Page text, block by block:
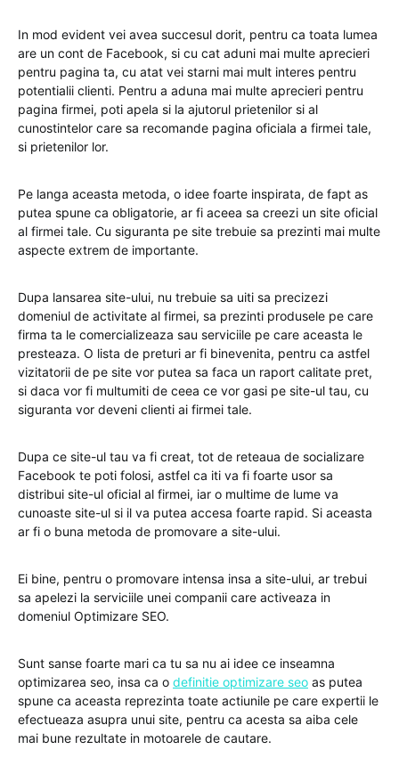
In mod evident vei avea succesul dorit, pentru ca toata lumea
are un cont de Facebook, si cu cat aduni mai multe aprecieri
pentru pagina ta, cu atat vei starni mai mult interes pentru
potentialii clienti. Pentru a aduna mai multe aprecieri pentru
pagina firmei, poti apela si la ajutorul prietenilor si al
cunostintelor care sa recomande pagina oficiala a firmei tale,
si prietenilor lor.
Pe langa aceasta metoda, o idee foarte inspirata, de fapt as
putea spune ca obligatorie, ar fi aceea sa creezi un site oficial
al firmei tale. Cu siguranta pe site trebuie sa prezinti mai multe
aspecte extrem de importante.
Dupa lansarea site-ului, nu trebuie sa uiti sa precizezi
domeniul de activitate al firmei, sa prezinti produsele pe care
firma ta le comercializeaza sau serviciile pe care aceasta le
presteaza. O lista de preturi ar fi binevenita, pentru ca astfel
vizitatorii de pe site vor putea sa faca un raport calitate pret,
si daca vor fi multumiti de ceea ce vor gasi pe site-ul tau, cu
siguranta vor deveni clienti ai firmei tale.
Dupa ce site-ul tau va fi creat, tot de reteaua de socializare
Facebook te poti folosi, astfel ca iti va fi foarte usor sa
distribui site-ul oficial al firmei, iar o multime de lume va
cunoaste site-ul si il va putea accesa foarte rapid. Si aceasta
ar fi o buna metoda de promovare a site-ului.
Ei bine, pentru o promovare intensa insa a site-ului, ar trebui
sa apelezi la serviciile unei companii care activeaza in
domeniul Optimizare SEO.
Sunt sanse foarte mari ca tu sa nu ai idee ce inseamna
optimizarea seo, insa ca o definitie optimizare seo as putea
spune ca aceasta reprezinta toate actiunile pe care expertii le
efectueaza asupra unui site, pentru ca acesta sa aiba cele
mai bune rezultate in motoarele de cautare.